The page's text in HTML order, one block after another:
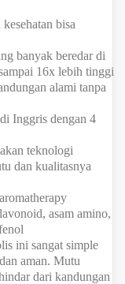
bisa
banyak beredar di
16x lebih tinggi
alami tanpa
Inggris dengan 4
teknologi
dan kualitasnya
asam amino,
ini sangat simple
aman. Mutu
dari kandungan